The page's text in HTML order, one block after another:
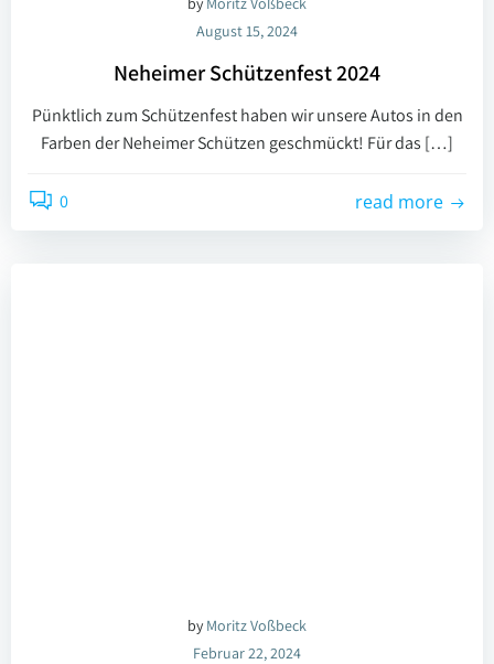
August 15, 2024
Neheimer Schützenfest 2024
Pünktlich zum Schützenfest haben wir unsere Autos in den
Farben der Neheimer Schützen geschmückt! Für das […]
0 read more
by Moritz Voßbeck
Februar 22, 2024